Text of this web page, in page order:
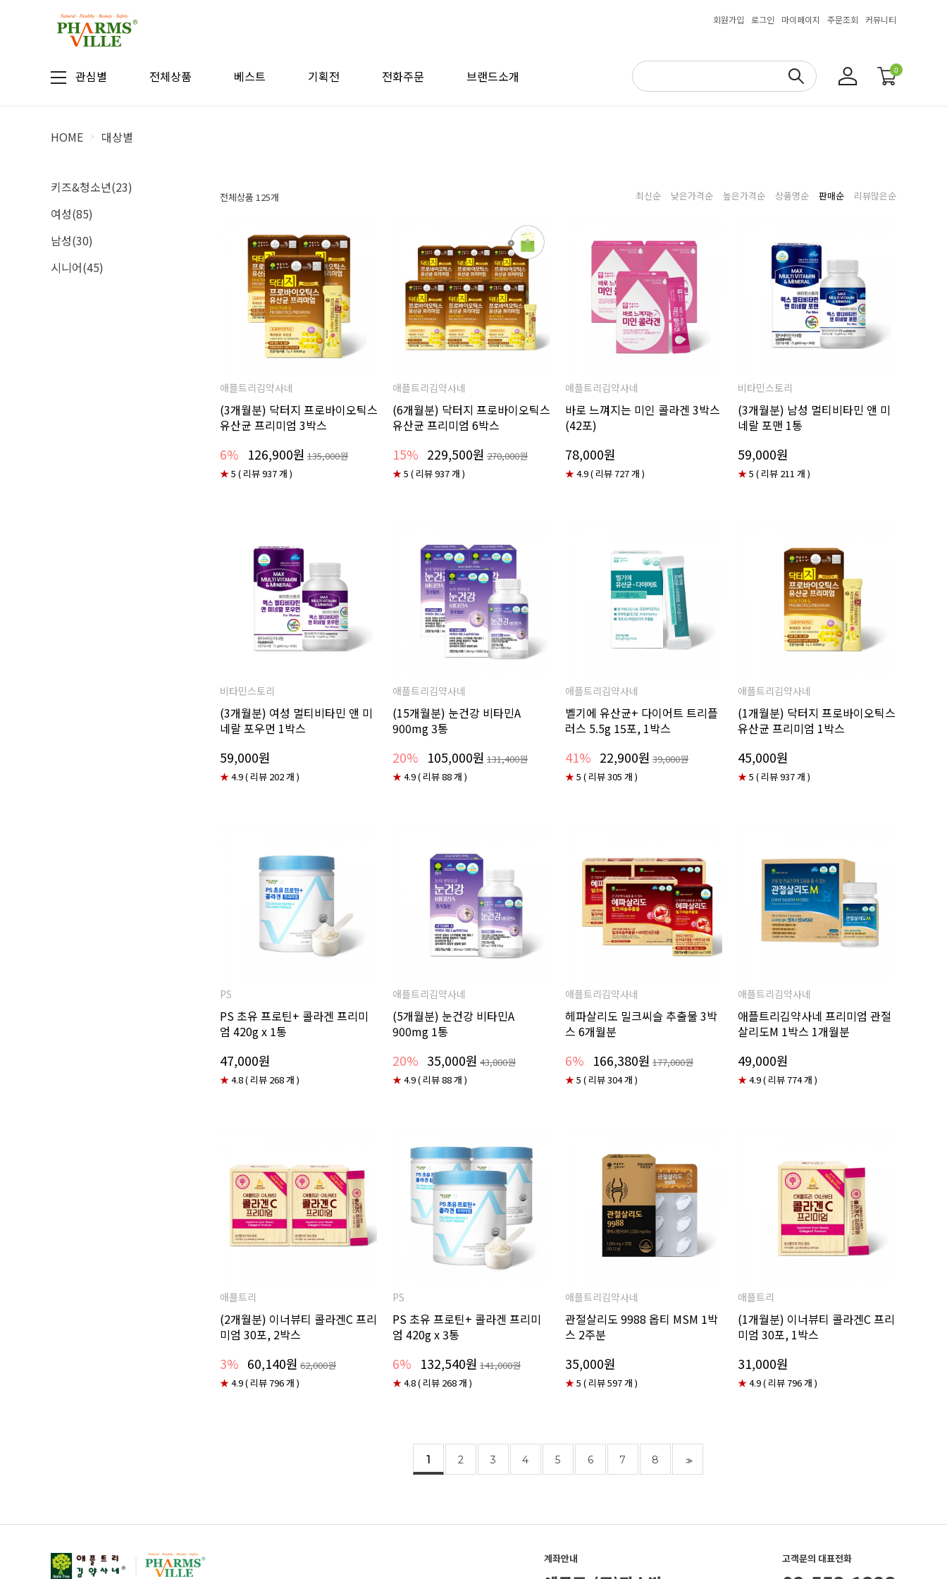
회원가입 로그인 마이페이지 주문조회 커뮤니티
관심별 전체상품 베스트 기획전 전화주문 브랜드소개 0
HOME > 대상별
키즈&청소년(23)
여성(85)
남성(30)
시니어(45)
전체상품 125개 최신순 낮은가격순 높은가격순 상품명순 판매순 리뷰많은순
애플트리김약사네
(3개월분) 닥터지 프로바이오틱스
유산균 프리미엄 3박스
6% 126,900원 135,000원
★5 ( 리뷰 937 개 )
애플트리김약사네
(6개월분) 닥터지 프로바이오틱스
유산균 프리미엄 6박스
15% 229,500원 270,000원
★5 ( 리뷰 937 개 )
애플트리김약사네
바로 느껴지는 미인 콜라겐 3박스
(42포)
78,000원
★4.9 ( 리뷰 727 개 )
비타민스토리
(3개월분) 남성 멀티비타민 앤 미
네랄 포맨 1통
59,000원
★5 ( 리뷰 211 개 )
비타민스토리
(3개월분) 여성 멀티비타민 앤 미
네랄 포우먼 1박스
59,000원
★4.9 ( 리뷰 202 개 )
애플트리김약사네
(15개월분) 눈건강 비타민A
900mg 3통
20% 105,000원 131,400원
★4.9 ( 리뷰 88 개 )
애플트리김약사네
벨기에 유산균+ 다이어트 트리플
러스 5.5g 15포, 1박스
41% 22,900원 39,000원
★5 ( 리뷰 305 개 )
애플트리김약사네
(1개월분) 닥터지 프로바이오틱스
유산균 프리미엄 1박스
45,000원
★5 ( 리뷰 937 개 )
PS
PS 초유 프로틴+ 콜라겐 프리미
엄 420g x 1통
47,000원
★4.8 ( 리뷰 268 개 )
애플트리김약사네
(5개월분) 눈건강 비타민A
900mg 1통
20% 35,000원 43,800원
★4.9 ( 리뷰 88 개 )
애플트리김약사네
헤파살리도 밀크씨슬 추출물 3박
스 6개월분
6% 166,380원 177,000원
★5 ( 리뷰 304 개 )
애플트리김약사네
애플트리김약사네 프리미엄 관절
살리도M 1박스 1개월분
49,000원
★4.9 ( 리뷰 774 개 )
애플트리
(2개월분) 이너뷰티 콜라겐C 프리
미엄 30포, 2박스
3% 60,140원 62,000원
★4.9 ( 리뷰 796 개 )
PS
PS 초유 프로틴+ 콜라겐 프리미
엄 420g x 3통
6% 132,540원 141,000원
★4.8 ( 리뷰 268 개 )
애플트리김약사네
관절살리도 9988 옵티 MSM 1박
스 2주분
35,000원
★5 ( 리뷰 597 개 )
애플트리
(1개월분) 이너뷰티 콜라겐C 프리
미엄 30포, 1박스
31,000원
★4.9 ( 리뷰 796 개 )
1 2 3 4 5 6 7 8 >>
계좌안내 고객문의 대표전화